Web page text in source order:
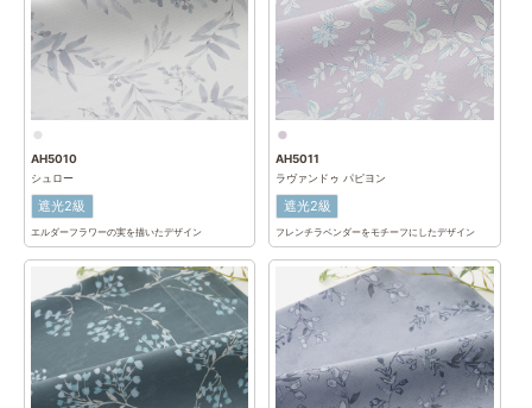
AH5010
シュロー
遮光2級
エルダーフラワーの実を描いたデザイン
AH5011
ラヴァンドゥ パピヨン
遮光2級
フレンチラベンダーをモチーフにしたデザイン